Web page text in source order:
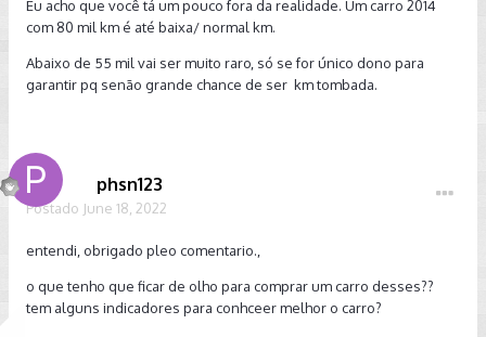
quem tenha feito o serviço antes.
Eu acho que você tá um pouco fora da realidade. Um carro 2014
com 80 mil km é até baixa/ normal km.
Abaixo de 55 mil vai ser muito raro, só se for único dono para
garantir pq senão grande chance de ser km tombada.
phsn123
Postado June 18, 2022
entendi, obrigado pleo comentario.,
o que tenho que ficar de olho para comprar um carro desses??
tem alguns indicadores para conhceer melhor o carro?